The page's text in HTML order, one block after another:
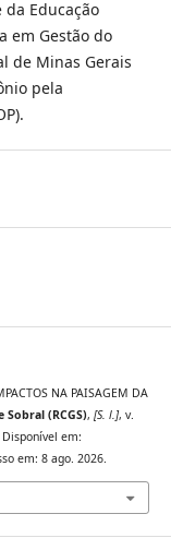
da Educação
em Gestão do
de Minas Gerais
pela
NA PAISAGEM DA
Sobral (RCGS), [S. l.], v.
em:
em: 8 ago. 2026.